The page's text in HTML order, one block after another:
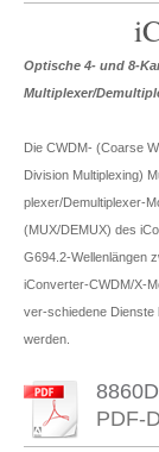
Optische 4- und 8-
Multiplexer/
Die CWDM- (Coarse
Division Multiplexing)
plexer/Demultiplexer-
(MUX/DEMUX) des
G694.2-Wellenlängen
iConverter-CWDM/X-
ver-schiedene Dienste
werden.
PDF-